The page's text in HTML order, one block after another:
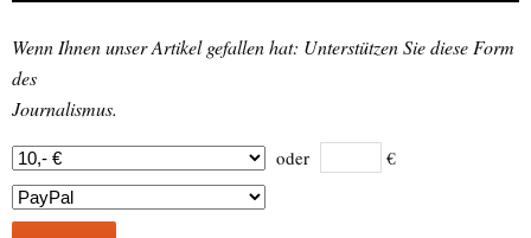
Wenn Ihnen unser Artikel gefallen hat: Unterstützen Sie diese Form
des
Journalismus.
oder €